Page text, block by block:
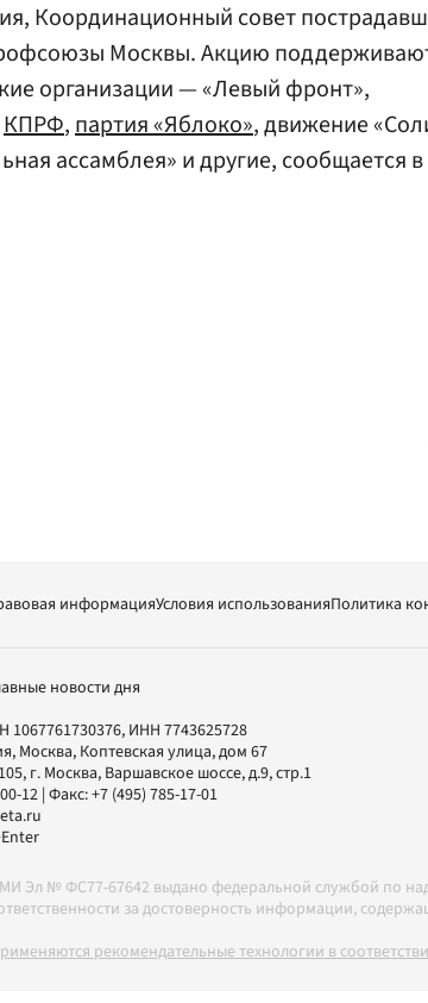
Координационный совет
Москвы. Акцию
организации — «Левый фронт»,
КПРФ,партия «Яблоко», движение
ассамблея» и другие, сообщается
информацияУсловия использованияПолитика
новости дня
1067761730376, ИНН 7743625728
Москва, Коптевская улица, дом 67
, г. Москва, Варшавское шоссе, д.9, стр.1
12 | Факс:+7 (495) 785-17-01
Эл № ФС77-67642 выдано федеральной службой по
за достоверность информации,
рекомендательные технологии в